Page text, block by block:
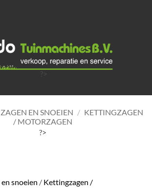
?>
ZAGEN EN SNOEIEN / KETTINGZAGEN
/ MOTORZAGEN
?>
snoeien / Kettingzagen /